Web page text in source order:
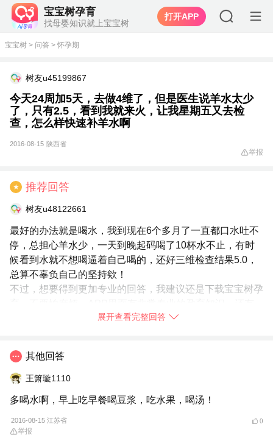
宝宝树孕育
找母婴知识就上宝宝树
打开APP
宝宝树 > 问答 > 怀孕期
树友u45199867
今天24周加5天，去做4维了，但是医生说羊水太少
了，只有2.5，看到我就来火，让我星期五又去检
查，怎么样快速补羊水啊
2016-08-15 陕西省
举报
★ 推荐回答
树友u48122661
最好的办法就是喝水，我到现在6个多月了一直都口水吐不
停，总担心羊水少，一天到晚起码喝了10杯水不止，有时
候看到水就不想喝逼着自己喝的，还好三维检查结果5.0，
总算不辜负自己的坚持欸！
不过，想要得到更加专业的回答，我建议还是下载宝宝树孕
很多专家医生免费语音解答孕育问题，我身边的妈妈们都在
2016-08-15 浙江省
展开查看完整回答
其他回答
王箫璇1110
多喝水啊，早上吃早餐喝豆浆，吃水果，喝汤！
2016-08-15 江苏省 0
举报